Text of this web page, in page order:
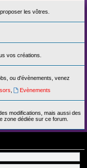
les vôtres.
vos créations.
ou d'évènements, venez
Evènements
modifications, mais aussi des
zone dédiée sur ce forum.